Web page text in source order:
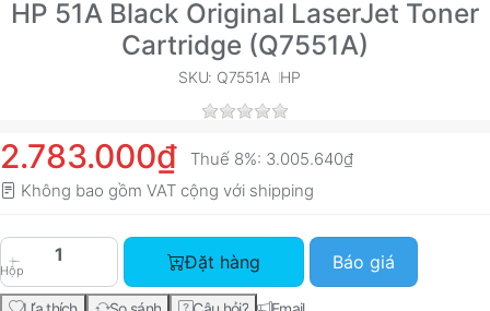
HP 51A Black Original LaserJet Toner
Cartridge (Q7551A)
SKU: Q7551A HP
2.783.000₫ Thuế 8%: 3.005.640₫
Không bao gồm VAT cộng với shipping
Hộp
HP 51A Black Original LaserJet Toner
Đặt hàng Báo giá